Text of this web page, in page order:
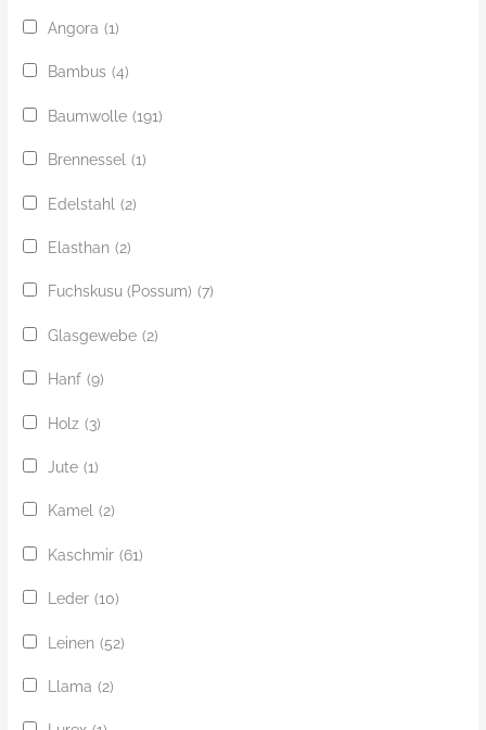
Angora (1)
Bambus (4)
Baumwolle (191)
Brennessel (1)
Edelstahl (2)
Elasthan (2)
Fuchskusu (Possum) (7)
Glasgewebe (2)
Hanf (9)
Holz (3)
Jute (1)
Kamel (2)
Kaschmir (61)
Leder (10)
Leinen (52)
Llama (2)